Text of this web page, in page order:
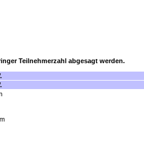
Teilnehmerzahl abgesagt werden.